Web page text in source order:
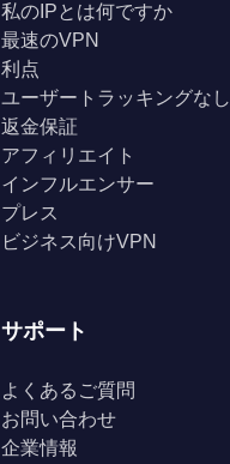
私のIPとは何ですか
最速のVPN
利点
ユーザートラッキングなし
返金保証
アフィリエイト
インフルエンサー
プレス
ビジネス向けVPN
サポート
よくあるご質問
お問い合わせ
企業情報